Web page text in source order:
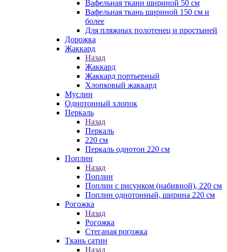
Вафельная ткани шириной 50 см
Вафельная ткань шириной 150 см и
более
Для пляжных полотенец и простыней
Дорожка
Жаккард
Назад
Жаккард
Жаккард портьерный
Хлопковый жаккард
Муслин
Однотонный хлопок
Перкаль
Назад
Перкаль
220 см
Перкаль однотон 220 см
Поплин
Назад
Поплин
Поплин с рисунком (набивной), 220 см
Поплин однотонный, ширина 220 см
Рогожка
Назад
Рогожка
Стеганая рогожка
Ткань сатин
Назад